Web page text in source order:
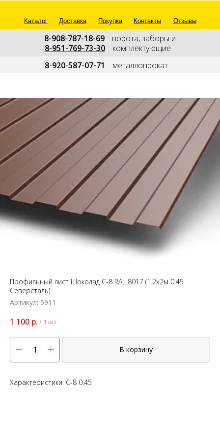
8-908-787-18-69
ворота, заборы и
8-951-769-73-30--- комплектующие
8-920-587-07-71 металлопрокат
Каталог Доставка Покупка Отзывы
Контакты
Профильный лист Шоколад C-8 RAL 8017 (1.2x2м 0,45
Северсталь)
Артикул: 5911
1 100 р. / 1 шт
В корзину
Характеристики: C-8 0,45